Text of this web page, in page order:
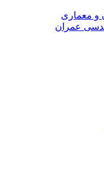
و معماری
عمران